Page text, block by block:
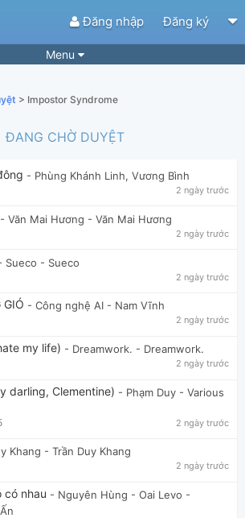
Đăng nhập Đăng ký
Menu
Tải ứng dụng
> Impostor Syndrome
ĐANG CHỜ DUYỆT
- Phùng Khánh Linh, Vương Bình
2 ngày trước
- Văn Mai Hương - Văn Mai Hương
2 ngày trước
Sueco - Sueco
2 ngày trước
GIÓ - Công nghệ AI - Nam Vĩnh
2 ngày trước
my life) - Dreamwork. - Dreamwork.
2 ngày trước
darling, Clementine) - Phạm Duy - Various
2 ngày trước
Khang - Trần Duy Khang
2 ngày trước
có nhau - Nguyên Hùng - Oai Levo -